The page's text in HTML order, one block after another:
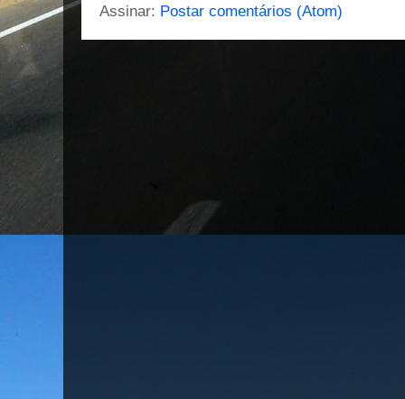
Assinar: Postar comentários (Atom)